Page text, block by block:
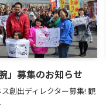
」募集のお知らせ
創出ディレクター募集! 観